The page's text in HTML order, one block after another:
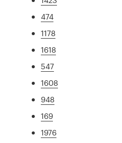
474
1178
1618
547
1608
948
169
1976